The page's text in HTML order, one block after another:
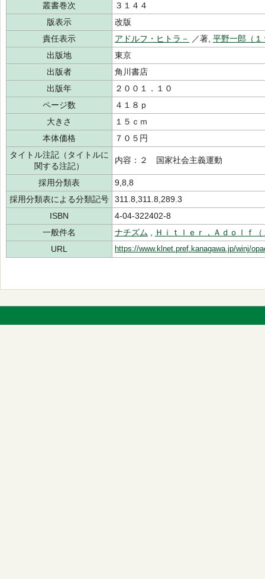
叢書巻次
３１４４
版表示
改版
責任表示
アドルフ・ヒトラ－ ／著, 平野一郎（１
出版地
東京
出版者
角川書店
出版年
２００１．１０
ページ数
４１８ｐ
大きさ
１５ｃｍ
本体価格
７０５円
タイトル注記（タイトルに
関する注記）
内容：２ 国家社会主義運動
採用分類表
9,8,8
採用分類表による分類記号
311.8,311.8,289.3
ISBN
4-04-322402-8
一般件名
ナチズム
Ｈｉｔｌｅｒ，Ａｄｏｌｆ
URL
https://www.klnet.pref.kanagawa.jp/winj/